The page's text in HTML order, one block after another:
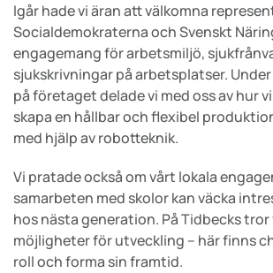
Igår hade vi äran att välkomna
Socialdemokraterna och Svenskt
engagemang för arbetsmiljö,
sjukskrivningar på arbetsplatser.
på företaget delade vi med oss av hur
skapa en hållbar och flexibel
med hjälp av robotteknik.
Vi pratade också om vårt lokala
samarbeten med skolor kan väcka
hos nästa generation. På Tidbecks tror
möjligheter för utveckling – här finns
roll och forma sin framtid.